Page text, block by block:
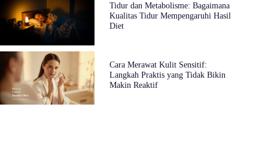
Tidur dan Metabolisme: Bagaimana
Kualitas Tidur Mempengaruhi Hasil
Diet
Cara Merawat Kulit Sensitif:
Langkah Praktis yang Tidak Bikin
Makin Reaktif